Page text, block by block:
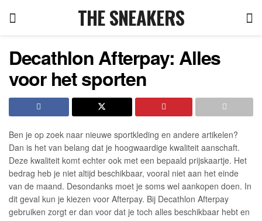
THE SNEAKERS
Decathlon Afterpay: Alles
voor het sporten
Ben je op zoek naar nieuwe sportkleding en andere artikelen?
Dan is het van belang dat je hoogwaardige kwaliteit aanschaft.
Deze kwaliteit komt echter ook met een bepaald prijskaartje. Het
bedrag heb je niet altijd beschikbaar, vooral niet aan het einde
van de maand. Desondanks moet je soms wel aankopen doen. In
dit geval kun je kiezen voor Afterpay. Bij Decathlon Afterpay
gebruiken zorgt er dan voor dat je toch alles beschikbaar hebt en